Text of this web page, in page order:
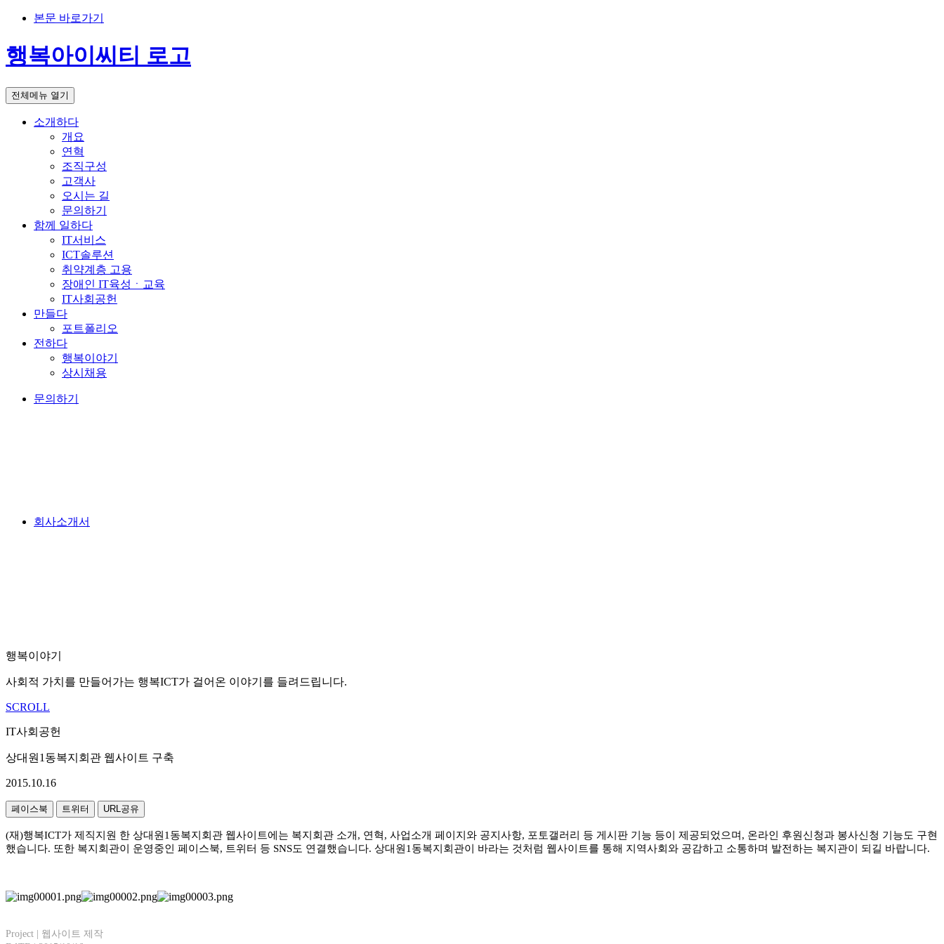
본문 바로가기
행복아이씨티 로고
전체메뉴 열기
소개하다
개요
연혁
조직구성
고객사
오시는 길
문의하기
함께 일하다
IT서비스
ICT솔루션
취약계층 고용
장애인 IT육성ㆍ교육
IT사회공헌
만들다
포트폴리오
전하다
행복이야기
상시채용
문의하기
회사소개서
행복이야기
사회적 가치를 만들어가는 행복ICT가 걸어온 이야기를 들려드립니다.
SCROLL
IT사회공헌
상대원1동복지회관 웹사이트 구축
2015.10.16
페이스북 트위터 URL공유
(재)행복ICT가 제직지원 한 상대원1동복지회관 웹사이트에는 복지회관 소개, 연혁, 사업소개 페이지와 공지사항, 포토갤러리 등 게시판 기능 등이 제공되었으며, 온라인 후원신청과 봉사신청 기능도 구현
했습니다. 또한 복지회관이 운영중인 페이스북, 트위터 등 SNS도 연결했습니다. 상대원1동복지회관이 바라는 것처럼 웹사이트를 통해 지역사회와 공감하고 소통하며 발전하는 복지관이 되길 바랍니다.
Project | 웹사이트 제작